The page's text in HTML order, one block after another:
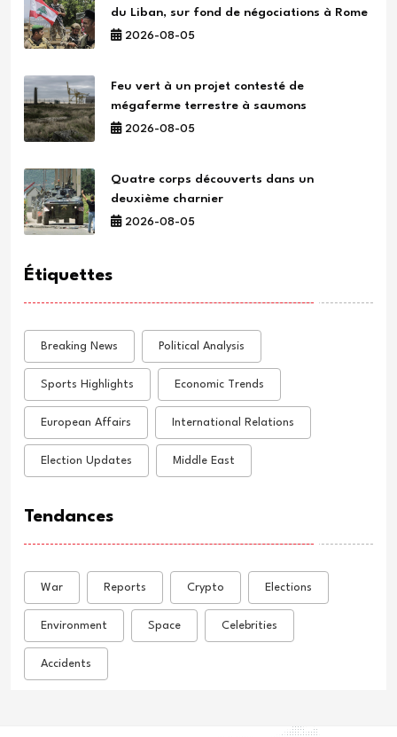
du Liban, sur fond de négociations à Rome
2026-08-05
Feu vert à un projet contesté de
mégaferme terrestre à saumons
2026-08-05
Quatre corps découverts dans un
deuxième charnier
2026-08-05
Étiquettes
Breaking News Political Analysis
Sports Highlights Economic Trends
European Affairs International Relations
Election Updates Middle East
Tendances
War Reports Crypto Elections
Environment Space Celebrities
Accidents